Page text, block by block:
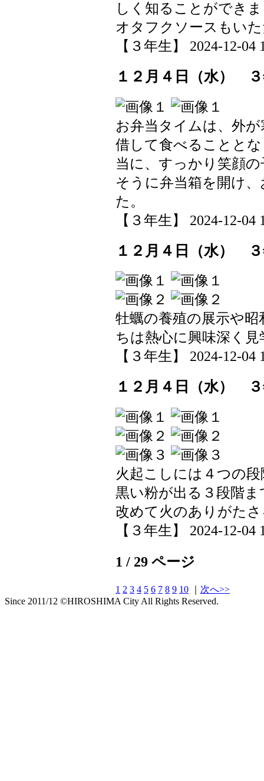
しく知ることができ
オタフクソースもい
【３年生】 2024-12-04
１２月４日（水）
お弁当タイムは、外
借して食べることと
当に、すっかり笑顔
そうに弁当箱を開け
た。
【３年生】 2024-12-04
１２月４日（水）
牡蠣の養殖の展示や
ちは熱心に興味深く
【３年生】 2024-12-04
１２月４日（水）
火起こしには４つの
黒い粉が出る３段階
改めて火のありがた
【３年生】 2024-12-04
1 / 29 ページ
1 2 3 4 5 6 7 8 9 10
次へ>>
Since 2011/12 ©HIROSHIMA City All Rights Reserved.